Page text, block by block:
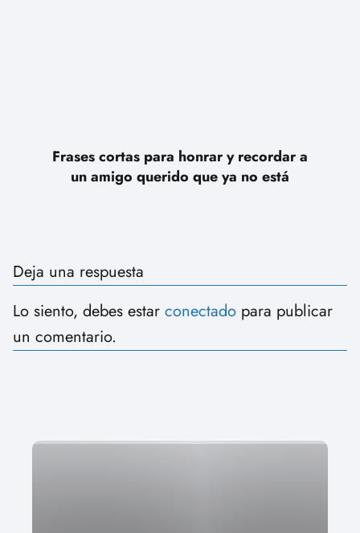
Frases cortas para honrar y recordar a
un amigo querido que ya no está
Deja una respuesta
Lo siento, debes estar conectado para publicar
un comentario.